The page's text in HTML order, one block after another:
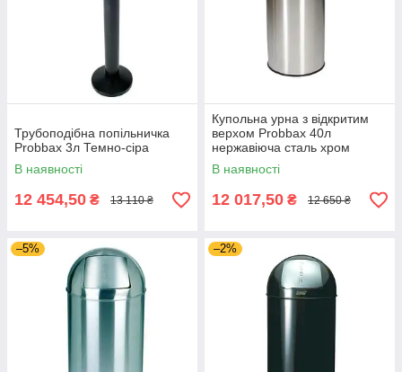
Трубоподібна попільничка
Probbax 3л Темно-сіра
В наявності
12 454,50 ₴ 13 110 ₴
Купольна урна з відкритим
верхом Probbax 40л
нержавіюча сталь хром
В наявності
12 017,50 ₴ 12 650 ₴
–5% –2%